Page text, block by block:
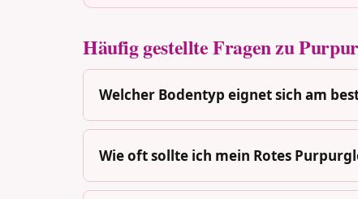
Häufig gestellte Fragen zu
Welcher Bodentyp eignet sich am
Wie oft sollte ich mein Rotes